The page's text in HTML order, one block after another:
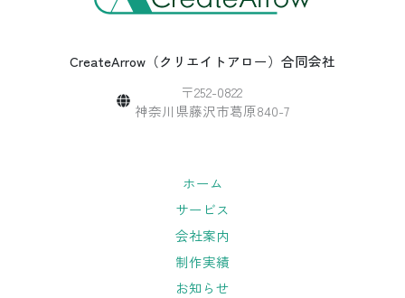
CreateArrow（クリエイトアロー）合同会社
〒252-0822
神奈川県藤沢市葛原840-7
ホーム
サービス
会社案内
制作実績
お知らせ